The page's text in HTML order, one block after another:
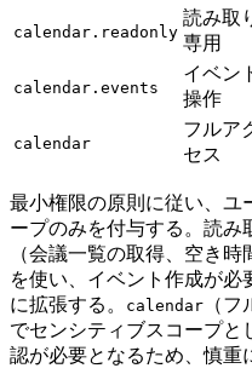
calendar.readonly
読み取
専用
calendar.events
イベン
操作
calendar
フルア
セス
最小権限の原則に従い、ユ
ープのみを付与する。読み
（会議一覧の取得、空き時
を使い、イベント作成が必
に拡張する。 calendar （
でセンシティブスコープと
認が必要となるため、慎重